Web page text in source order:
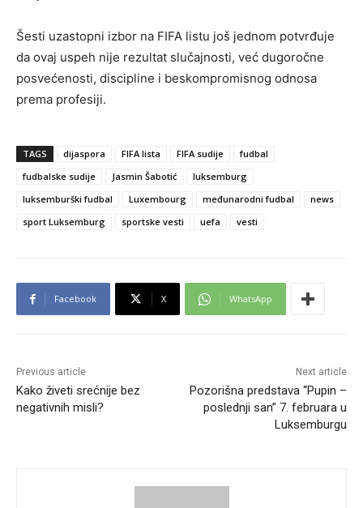
Šesti uzastopni izbor na FIFA listu još jednom potvrđuje
da ovaj uspeh nije rezultat slučajnosti, već dugoročne
posvećenosti, discipline i beskompromisnog odnosa
prema profesiji.
TAGS dijaspora FIFA lista FIFA sudije
fudbal
fudbalske sudije
Jasmin Šabotić
luksemburg
luksemburški fudbal
Luxembourg međunarodni fudbal
news
sport Luksemburg
sportske vesti uefa vesti
Facebook X WhatsApp
Previous article
Kako živeti srećnije bez
negativnih misli?
Next article
Pozorišna predstava “Pupin –
poslednji san” 7. februara u
Luksemburgu